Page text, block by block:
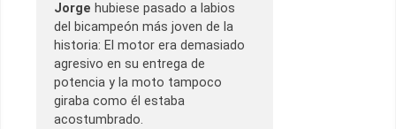
Jorge hubiese pasado a labios
del bicampeón más joven de la
historia: El motor era demasiado
agresivo en su entrega de
potencia y la moto tampoco
giraba como él estaba
acostumbrado.